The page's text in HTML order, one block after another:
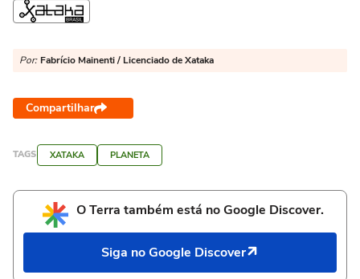
Por: Fabrício Mainenti / Licenciado de Xataka
Compartilhar
TAGS XATAKA PLANETA
O Terra também está no Google Discover.
Siga no Google Discover